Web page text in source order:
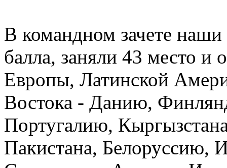
В командном зачете
балла, заняли 43 место и
Европы, Латинской
Востока - Данию,
Португалию,
Пакистана,